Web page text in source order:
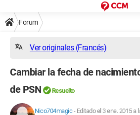
Forum
Ver originales (Francés)
Cambiar la fecha de
de PSN
Resuelto
Nico704magic- Editado el 3 ene. 2015 a